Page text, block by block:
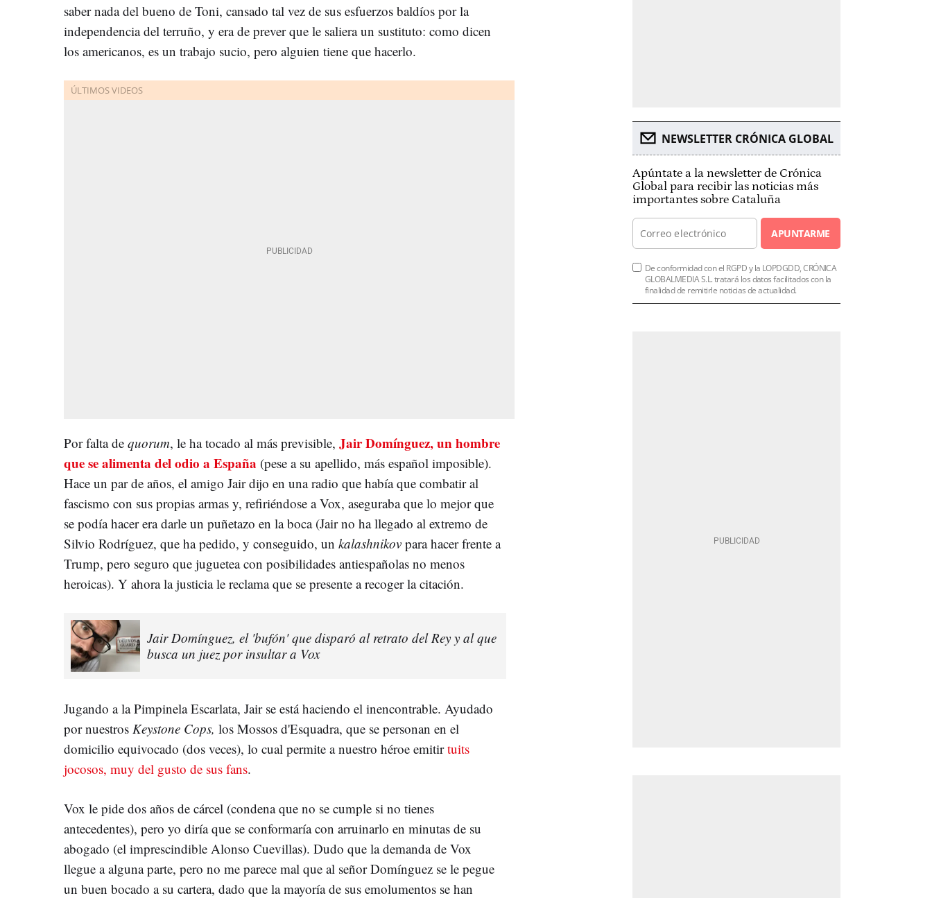
saber nada del bueno de Toni, cansado tal vez de sus esfuerzos baldíos por la
independencia del terruño, y era de prever que le saliera un sustituto: como dicen
los americanos, es un trabajo sucio, pero alguien tiene que hacerlo.
Por falta de quorum, le ha tocado al más previsible, Jair Domínguez, un hombre
que se alimenta del odio a España (pese a su apellido, más español imposible).
Hace un par de años, el amigo Jair dijo en una radio que había que combatir al
fascismo con sus propias armas y, refiriéndose a Vox, aseguraba que lo mejor que
se podía hacer era darle un puñetazo en la boca (Jair no ha llegado al extremo de
Silvio Rodríguez, que ha pedido, y conseguido, un kalashnikov para hacer frente a
Trump, pero seguro que juguetea con posibilidades antiespañolas no menos
heroicas). Y ahora la justicia le reclama que se presente a recoger la citación.
Jair Domínguez, el 'bufón' que disparó al retrato del Rey y al que
busca un juez por insultar a Vox
Jugando a la Pimpinela Escarlata, Jair se está haciendo el inencontrable. Ayudado
por nuestros Keystone Cops, los Mossos d'Esquadra, que se personan en el
domicilio equivocado (dos veces), lo cual permite a nuestro héroe emitirtuits
jocosos, muy del gusto de sus fans.
Vox le pide dos años de cárcel (condena que no se cumple si no tienes
antecedentes), pero yo diría que se conformaría con arruinarlo en minutas de su
abogado (el imprescindible Alonso Cuevillas). Dudo que la demanda de Vox
llegue a alguna parte, pero no me parece mal que al señor Domínguez se le pegue
un buen bocado a su cartera, dado que la mayoría de sus emolumentos se han
NEWSLETTER CRÓNICA GLOBAL
Apúntate a la newsletter de Crónica
Global para recibir las noticias más
importantes sobre Cataluña
APUNTARME
De conformidad con el RGPD y la LOPDGDD, CRÓNICA
GLOBALMEDIA S.L. tratará los datos facilitados con la
finalidad de remitirle noticias de actualidad.